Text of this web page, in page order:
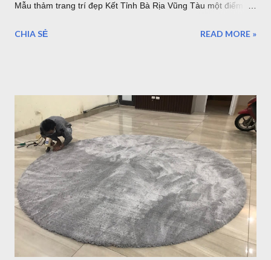
Mẫu thảm trang trí đẹp Kết Tỉnh Bà Rịa Vũng Tàu một điểm
du lịch nhưng thực sự vẫn chưa thể đi và khám phá hết vùng
động với bãi trước, bãi sau của Vũng Tàu...Dịch vụ ăn uống
nghỉ ngơi, tắm nước nóng ở Bình Châu hay chỗ nghỉ ngơi rất
nhiều ở Vũng Tàu. Thảm trang trí cho khách hàng tại
Homestead Vũng Tàu Hiện tại Thảm Đẹp Sài Gòn chưa có
Showroom tại Vũng Tàu nhưng các bạn có thể đặt hàng trực
tuyến và xem các mẫu thảm tại website:
thamtrangtri.thamdepsaigon.com hoặc đọc thông tin chi tiết về
Thảm Đẹp tại: Thamdepsaigon.com. Bạn đang kiếm nơi ...
CHIA SẺ READ MORE »